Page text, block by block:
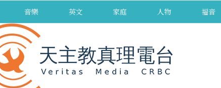
音樂 英文 家庭 人物 福音